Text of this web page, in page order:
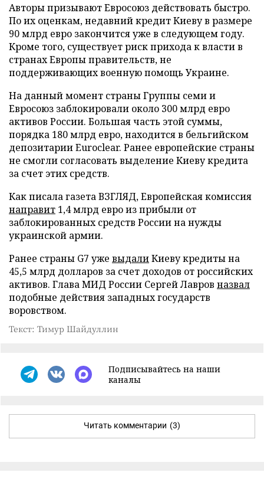
Авторы призывают Евросоюз действовать быстро.
По их оценкам, недавний кредит Киеву в размере
90 млрд евро закончится уже в следующем году.
Кроме того, существует риск прихода к власти в
странах Европы правительств, не
поддерживающих военную помощь Украине.
На данный момент страны Группы семи и
Евросоюз заблокировали около 300 млрд евро
активов России. Большая часть этой суммы,
порядка 180 млрд евро, находится в бельгийском
депозитарии Euroclear. Ранее европейские страны
не смогли согласовать выделение Киеву кредита
за счет этих средств.
Как писала газета ВЗГЛЯД, Европейская комиссия
направит 1,4 млрд евро из прибыли от
заблокированных средств России на нужды
украинской армии.
Ранее страны G7 уже выдалиКиеву кредиты на
45,5 млрд долларов за счет доходов от российских
активов. Глава МИД России Сергей Лавров назвал
подобные действия западных государств
воровством.
Текст: Тимур Шайдуллин
Подписывайтесь на наши
каналы
Читать комментарии (3)